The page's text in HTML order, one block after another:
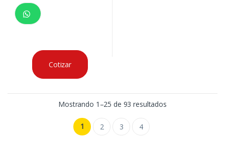
Cotizar
Mostrando 1–25 de 93 resultados
1 2 3 4